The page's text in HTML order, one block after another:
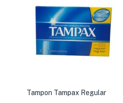
Tampon Tampax Regular